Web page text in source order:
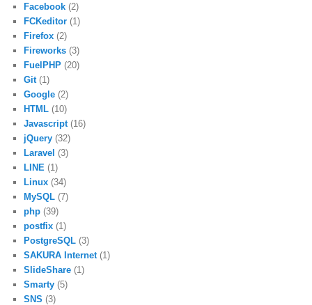
Facebook (2)
FCKeditor (1)
Firefox (2)
Fireworks (3)
FuelPHP (20)
Git (1)
Google (2)
HTML (10)
Javascript (16)
jQuery (32)
Laravel (3)
LINE (1)
Linux (34)
MySQL (7)
php (39)
postfix (1)
PostgreSQL (3)
SAKURA Internet (1)
SlideShare (1)
Smarty (5)
SNS (3)